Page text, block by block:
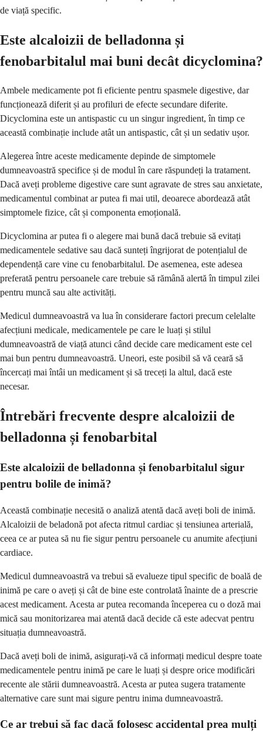
de viață specific.
Este alcaloizii de belladonna și
fenobarbitalul mai buni decât dicyclomina?
Ambele medicamente pot fi eficiente pentru spasmele digestive, dar
funcționează diferit și au profiluri de efecte secundare diferite.
Dicyclomina este un antispastic cu un singur ingredient, în timp ce
această combinație include atât un antispastic, cât și un sedativ ușor.
Alegerea între aceste medicamente depinde de simptomele
dumneavoastră specifice și de modul în care răspundeți la tratament.
Dacă aveți probleme digestive care sunt agravate de stres sau anxietate,
medicamentul combinat ar putea fi mai util, deoarece abordează atât
simptomele fizice, cât și componenta emoțională.
Dicyclomina ar putea fi o alegere mai bună dacă trebuie să evitați
medicamentele sedative sau dacă sunteți îngrijorat de potențialul de
dependență care vine cu fenobarbitalul. De asemenea, este adesea
preferată pentru persoanele care trebuie să rămână alertă în timpul zilei
pentru muncă sau alte activități.
Medicul dumneavoastră va lua în considerare factori precum celelalte
afecțiuni medicale, medicamentele pe care le luați și stilul
dumneavoastră de viață atunci când decide care medicament este cel
mai bun pentru dumneavoastră. Uneori, este posibil să vă ceară să
încercați mai întâi un medicament și să treceți la altul, dacă este
necesar.
Întrebări frecvente despre alcaloizii de
belladonna și fenobarbital
Este alcaloizii de belladonna și fenobarbitalul sigur
pentru bolile de inimă?
Această combinație necesită o analiză atentă dacă aveți boli de inimă.
Alcaloizii de beladonă pot afecta ritmul cardiac și tensiunea arterială,
ceea ce ar putea să nu fie sigur pentru persoanele cu anumite afecțiuni
cardiace.
Medicul dumneavoastră va trebui să evalueze tipul specific de boală de
inimă pe care o aveți și cât de bine este controlată înainte de a prescrie
acest medicament. Acesta ar putea recomanda începerea cu o doză mai
mică sau monitorizarea mai atentă dacă decide că este adecvat pentru
situația dumneavoastră.
Dacă aveți boli de inimă, asigurați-vă că informați medicul despre toate
medicamentele pentru inimă pe care le luați și despre orice modificări
recente ale stării dumneavoastră. Acesta ar putea sugera tratamente
alternative care sunt mai sigure pentru inima dumneavoastră.
Ce ar trebui să fac dacă folosesc accidental prea mulți